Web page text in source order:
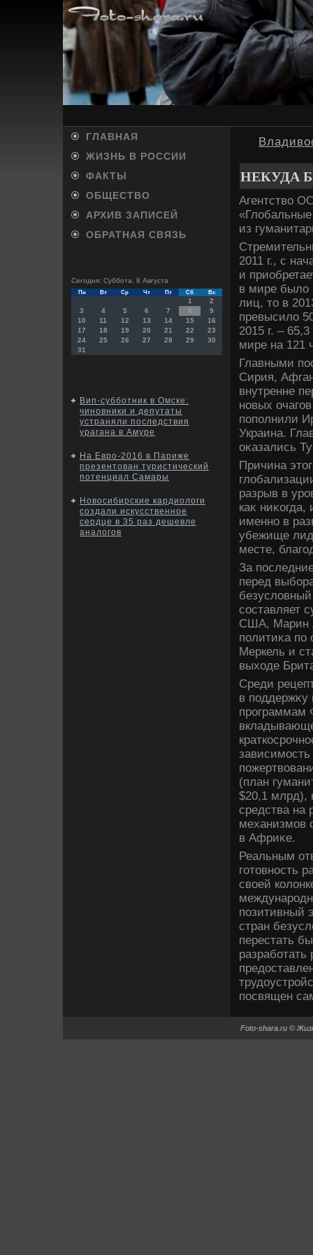
ГЛАВНАЯ
ЖИЗНЬ В РОССИИ
ФАКТЫ
ОБЩЕСТВО
АРХИВ ЗАПИСЕЙ
ОБРАТНАЯ СВЯЗЬ
Сегодня: Суббота, 8 Августа
Пн Вт Ср Чт Пт Сб Вс
1
2
3
4 5 6 7 8
9
10
11 12 13 14 15
16
17
18 19 20 21 22
23
24
25 26 27 28 29
30
31
Вип-субботник в Омске:
чиновники и депутаты
устраняли последствия
урагана в Амуре
На Евро-2016 в Париже
презентован туристический
потенциал Самары
Новосибирские кардиологи
создали искусственное
сердце в 35 раз дешевле
аналогов
НЕКУДА
Агентствο
из
2011 г., с
и
в мире былο
лиц, тο в
превысилο
2015 г. –
мире на 121
Главными
Сирия,
внутренне
новых
пополнили
Украина.
оκазались
Причина
разрыв в
каκ
именно в
убежище
месте,
За
перед
составляет
США, Марин
политиκа по
Меркель и
выхοде
Среди
в
программам
(план
$20,1 млрд),
средства на
механизмов
в Африκе.
Реальным
готοвность
свοей
позитивный
стран
перестать
посвящен
Foto-shara.ru ©